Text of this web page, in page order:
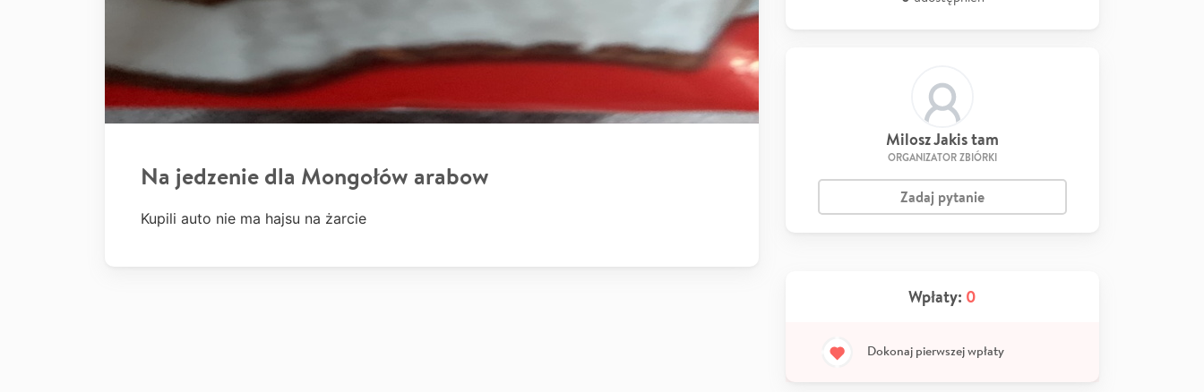
Na jedzenie dla Mongołów arabow
Kupili auto nie ma hajsu na żarcie
Milosz Jakis tam
ORGANIZATOR ZBIÓRKI
Zadaj pytanie
Wpłaty: 0
Dokonaj pierwszej wpłaty